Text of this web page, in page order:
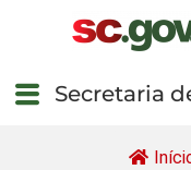
Secretaria